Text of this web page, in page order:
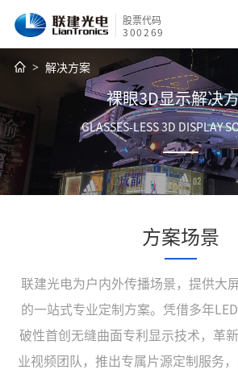
股票代码
300269
解决方案
裸眼3D显示解决
GLASSES-LESS 3D DISPLAY
方案场景
联建光电为户内外传播场景，提供大
的一站式专业定制方案。凭借多年
破性首创无缝曲面专利显示技术，革
业视频团队，推出专属片源定制服务